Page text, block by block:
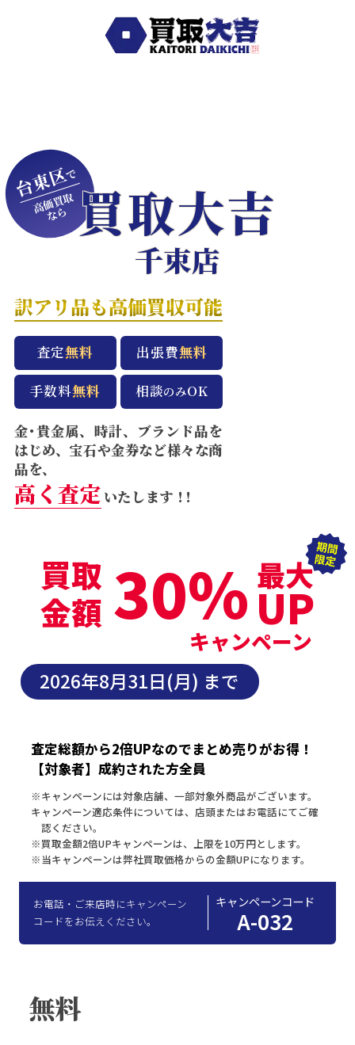
台東区で
高価買取
なら 買取大吉
千束店
訳アリ品も高価買収可能
査定無料 出張費無料
手数料無料 相談のみOK
金･貴金属、時計、ブランド品を
はじめ、宝石や金券など様々な商
品を、
高く査定 いたします ！！
買取
金額 30% 最大
UP
キャンペーン
2026年8月31日(月) まで
査定総額から2倍UPなのでまとめ売りがお得！
【対象者】成約された方全員
※キャンペーンには対象店舗、一部対象外商品がございます。
キャンペーン適応条件については、店頭またはお電話にてご確
認ください。
※買取金額2倍UPキャンペーンは、上限を10万円とします。
※当キャンペーンは弊社買取価格からの金額UPになります。
お電話・ご来店時にキャンペーン
コードをお伝えください。
キャンペーンコード
A-032
無料